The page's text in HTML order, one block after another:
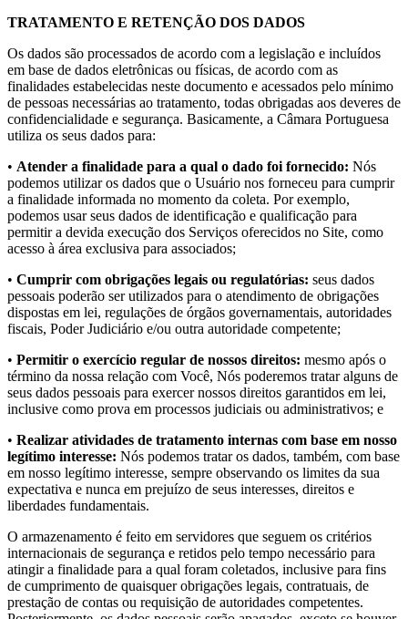
TRATAMENTO E RETENÇÃO DOS DADOS
Os dados são processados de acordo com a legislação e incluídos
em base de dados eletrônicas ou físicas, de acordo com as
finalidades estabelecidas neste documento e acessados pelo mínimo
de pessoas necessárias ao tratamento, todas obrigadas aos deveres de
confidencialidade e segurança. Basicamente, a Câmara Portuguesa
utiliza os seus dados para:
• Atender a finalidade para a qual o dado foi fornecido: Nós
podemos utilizar os dados que o Usuário nos forneceu para cumprir
a finalidade informada no momento da coleta. Por exemplo,
podemos usar seus dados de identificação e qualificação para
permitir a devida execução dos Serviços oferecidos no Site, como
acesso à área exclusiva para associados;
• Cumprir com obrigações legais ou regulatórias: seus dados
pessoais poderão ser utilizados para o atendimento de obrigações
dispostas em lei, regulações de órgãos governamentais, autoridades
fiscais, Poder Judiciário e/ou outra autoridade competente;
• Permitir o exercício regular de nossos direitos: mesmo após o
término da nossa relação com Você, Nós poderemos tratar alguns de
seus dados pessoais para exercer nossos direitos garantidos em lei,
inclusive como prova em processos judiciais ou administrativos; e
• Realizar atividades de tratamento internas com base em nosso
legítimo interesse: Nós podemos tratar os dados, também, com base
em nosso legítimo interesse, sempre observando os limites da sua
expectativa e nunca em prejuízo de seus interesses, direitos e
liberdades fundamentais.
O armazenamento é feito em servidores que seguem os critérios
internacionais de segurança e retidos pelo tempo necessário para
atingir a finalidade para a qual foram coletados, inclusive para fins
de cumprimento de quaisquer obrigações legais, contratuais, de
prestação de contas ou requisição de autoridades competentes.